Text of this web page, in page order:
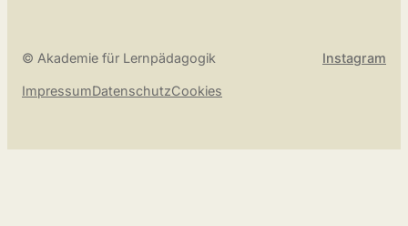
© Akademie für Lernpädagogik Instagram
ImpressumDatenschutzCookies